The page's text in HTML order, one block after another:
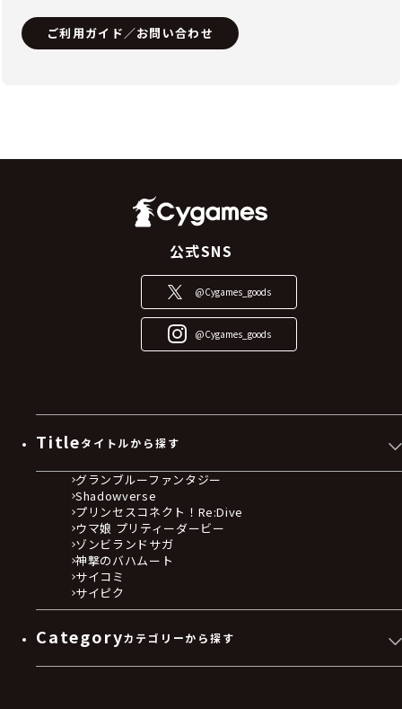
ご利用ガイド／お問い合わせ
公式SNS
@Cygames_goods
@Cygames_goods
Titleタイトルから探す
グランブルーファンタジー
Shadowverse
プリンセスコネクト！Re:Dive
ウマ娘 プリティーダービー
ゾンビランドサガ
神撃のバハムート
サイコミ
サイピク
Categoryカテゴリーから探す